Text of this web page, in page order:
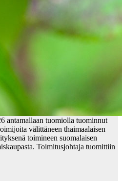
antamallaan tuomiolla tuominnut
välittäneen thaimaalaisen
toimineen suomalaisen
Toimitusjohtaja tuomittiin